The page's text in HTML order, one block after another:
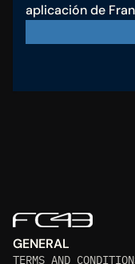
aplicación de
GENERAL
TERMS AND